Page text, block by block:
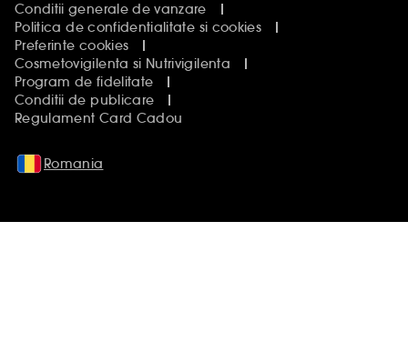
Conditii generale de vanzare
Politica de confidentialitate si cookies
Preferinte cookies
Cosmetovigilenta si Nutrivigilenta
Program de fidelitate
Conditii de publicare
Regulament Card Cadou
Romania